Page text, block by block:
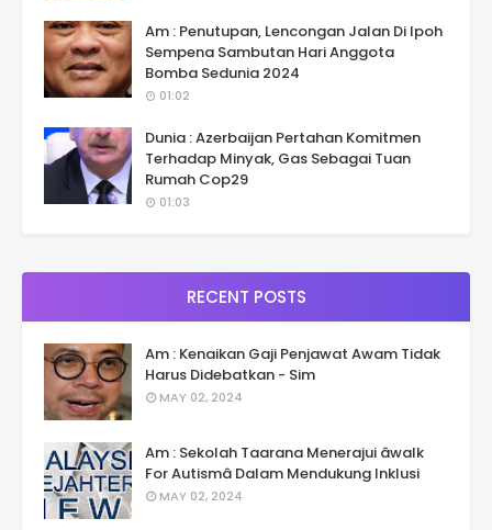
Am : Penutupan, Lencongan Jalan Di Ipoh
Sempena Sambutan Hari Anggota
Bomba Sedunia 2024
01:02
Dunia : Azerbaijan Pertahan Komitmen
Terhadap Minyak, Gas Sebagai Tuan
Rumah Cop29
01:03
RECENT POSTS
Am : Kenaikan Gaji Penjawat Awam Tidak
Harus Didebatkan - Sim
MAY 02, 2024
Am : Sekolah Taarana Menerajui âwalk
For Autismâ Dalam Mendukung Inklusi
MAY 02, 2024